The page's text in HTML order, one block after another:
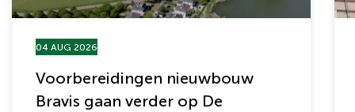
04 AUG 2026
Voorbereidingen nieuwbouw
Bravis gaan verder op De